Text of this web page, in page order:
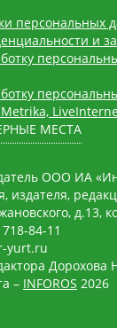
персональных
и
МЕСТА
ООО ИА
издателя,
д.13,
84-11
yurt.ru
Дорохова
– INFOROS 2026